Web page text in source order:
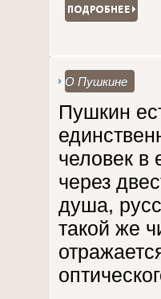
О Пушкине
Пушкин
человек в
через
душа,
такой же